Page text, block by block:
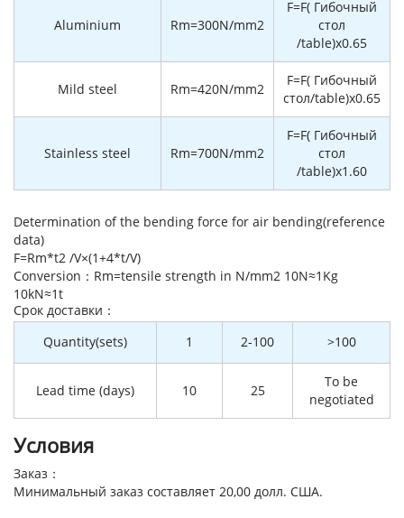
Aluminium Rm=300N/mm2
F=F( Гибочный
стол
/table)x0.65
Mild steel Rm=420N/mm2
F=F( Гибочный
стол/table)x0.65
Stainless steel Rm=700N/mm2
F=F( Гибочный
стол
/table)x1.60
Determination of the bending force for air bending(reference
data)
F=Rm*t2 /V×(1+4*t/V)
Conversion：Rm=tensile strength in N/mm2 10N≈1Kg
10kN≈1t
Cрок доставки：
Quantity(sets)
1 2-100 >100
Lead time (days) 10 25
To be
negotiated
Условия
Заказ：
Минимальный заказ составляет 20,00 долл. США.